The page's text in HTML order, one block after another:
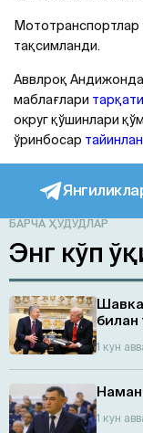
Мототранспортлар
тақсимланди.
Аввлроқ
маблағлари
округ қўшинлари
ўринбосар
БАРЧА ҲУДУДЛАР
Энг кўп
билан
1 кун
1 кун